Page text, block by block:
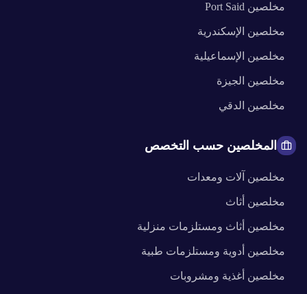
مخلصين Port Said
مخلصين الإسكندرية
مخلصين الإسماعيلية
مخلصين الجيزة
مخلصين الدقي
المخلصين حسب التخصص
مخلصين آلات ومعدات
مخلصين أثاث
مخلصين أثاث ومستلزمات منزلية
مخلصين أدوية ومستلزمات طبية
مخلصين أغذية ومشروبات